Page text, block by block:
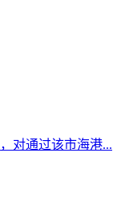
对通过该市海港...